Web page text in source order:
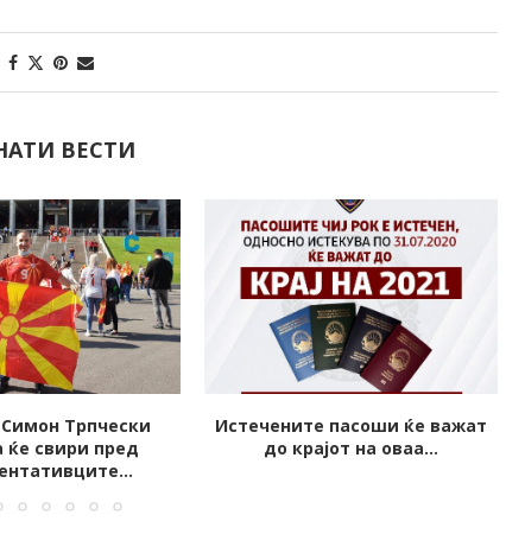
ВЕСТИ
пасоши ќе важат
на оваа...
Пристигнаа вакцините од
Грција